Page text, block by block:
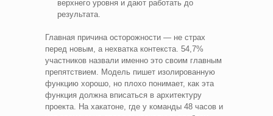
верхнего уровня и дают работать до
результата.
Главная причина осторожности — не страх
перед новым, а нехватка контекста. 54,7%
участников назвали именно это своим главным
препятствием. Модель пишет изолированную
функцию хорошо, но плохо понимает, как эта
функция должна вписаться в архитектуру
проекта. На хакатоне, где у команды 48 часов и